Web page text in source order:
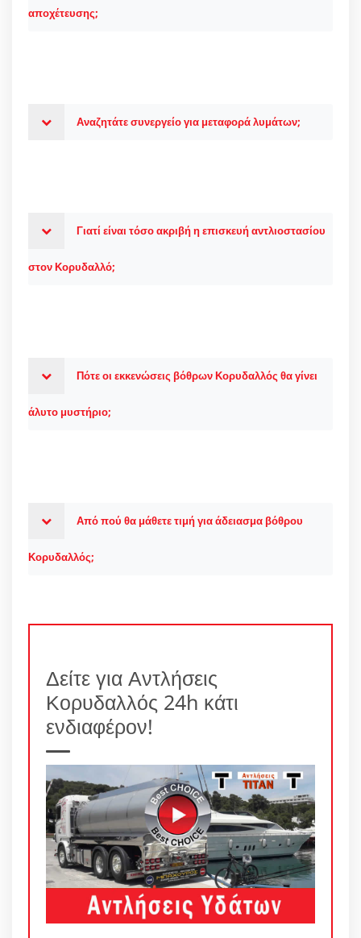
αποχέτευσης;
Αναζητάτε συνεργείο για μεταφορά λυμάτων;
Γιατί είναι τόσο ακριβή η επισκευή αντλιοστασίου
στον Κορυδαλλό;
Πότε οι εκκενώσεις βόθρων Κορυδαλλός θα γίνει
άλυτο μυστήριο;
Από πού θα μάθετε τιμή για άδειασμα βόθρου
Κορυδαλλός;
Δείτε για Αντλήσεις
Κορυδαλλός 24h κάτι
ενδιαφέρον!